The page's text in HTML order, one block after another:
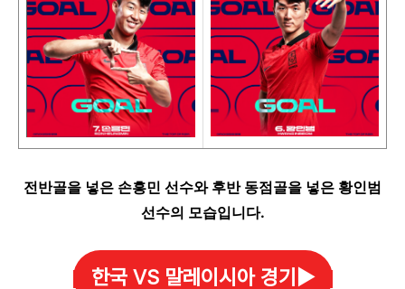
전반골을 넣은 손흥민 선수와 후반 동점골을 넣은 황인범
선수의 모습입니다.
한국 VS 말레이시아 경기▶️